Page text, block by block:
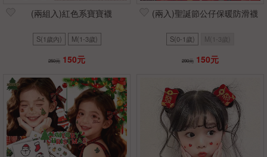
(兩組入)紅色系寶寶襪
S(1歲內) M(1-3歲)
250元 150元
(兩入)聖誕節公仔保暖防滑襪
S(0-1歲) M(1-3歲)
290元 150元